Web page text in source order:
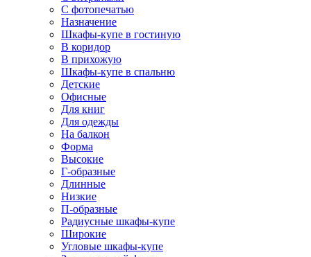
С фотопечатью
Назначение
Шкафы-купе в гостиную
В коридор
В прихожую
Шкафы-купе в спальню
Детские
Офисные
Для книг
Для одежды
На балкон
Форма
Высокие
Г-образные
Длинные
Низкие
П-образные
Радиусные шкафы-купе
Широкие
Угловые шкафы-купе